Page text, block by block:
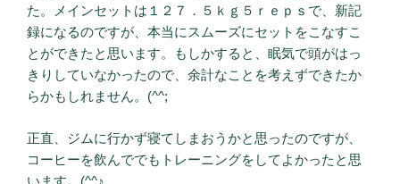
た。メインセットは１２７．５ｋｇ５ｒｅｐｓで、新記
録になるのですが、本当にスムーズにセットをこなすこ
とができたと思います。もしかすると、眠気で頭がはっ
きりしていなかったので、余計なことを考えずできたか
らかもしれません。(^^;
正直、ジムに行かず寝てしまおうかと思ったのですが、
コーヒーを飲んででもトレーニングをしてよかったと思
います。(^^♪